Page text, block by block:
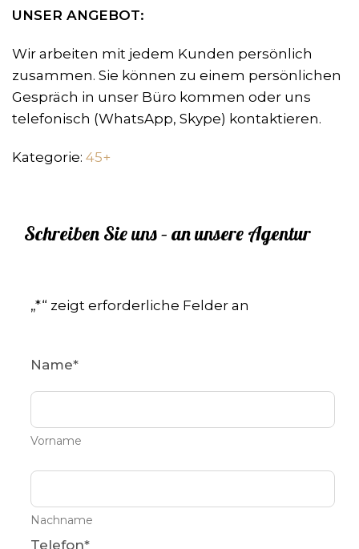
UNSER ANGEBOT:
Wir arbeiten mit jedem Kunden persönlich
zusammen. Sie können zu einem persönlichen
Gespräch in unser Büro kommen oder uns
telefonisch (WhatsApp, Skype) kontaktieren.
Kategorie: 45+
Schreiben Sie uns – an unsere Agentur
„*“ zeigt erforderliche Felder an
Name*
Vorname
Nachname
Telefon*